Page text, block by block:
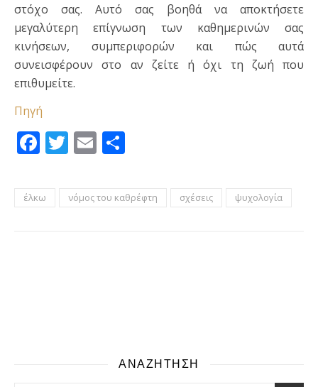
στόχο σας. Αυτό σας βοηθά να αποκτήσετε
μεγαλύτερη επίγνωση των καθημερινών σας
κινήσεων, συμπεριφορών και πώς αυτά
συνεισφέρουν στο αν ζείτε ή όχι τη ζωή που
επιθυμείτε.
Πηγή
Facebook
Twitter
Email
έλκω νόμος του καθρέφτη σχέσεις ψυχολογία
ΑΝΑΖΗΤΗΣΗ